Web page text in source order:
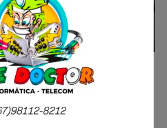
de grupo criminoso que
fazendas em MS
feira (12), a Polícia Federal
Terras Frágeis, com mandados